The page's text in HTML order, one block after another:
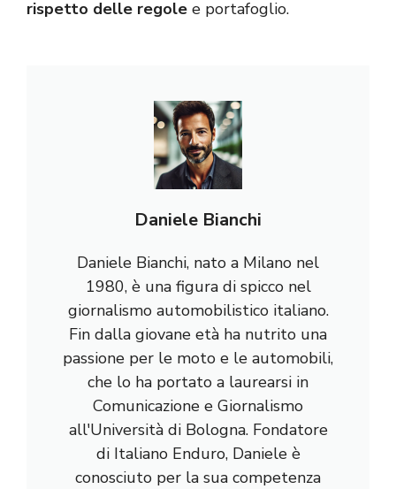
rispetto delle regole e portafoglio.
Daniele Bianchi
Daniele Bianchi, nato a Milano nel
1980, è una figura di spicco nel
giornalismo automobilistico italiano.
Fin dalla giovane età ha nutrito una
passione per le moto e le automobili,
che lo ha portato a laurearsi in
Comunicazione e Giornalismo
all'Università di Bologna. Fondatore
di Italiano Enduro, Daniele è
conosciuto per la sua competenza